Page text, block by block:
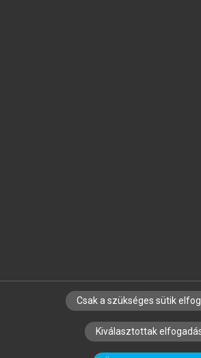
SZERZŐKNEK CÉGEKNEK
SZERKESZTÉSI ÉS LEKTORÁLÁSI
Csak a szükséges sütik
Kiválasztottak